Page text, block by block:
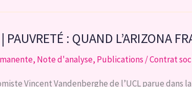
: QUAND L’ARIZONA
, Note d'analyse, Publications /Contrat
Vincent Vandenberghe de l’UCL parue dans